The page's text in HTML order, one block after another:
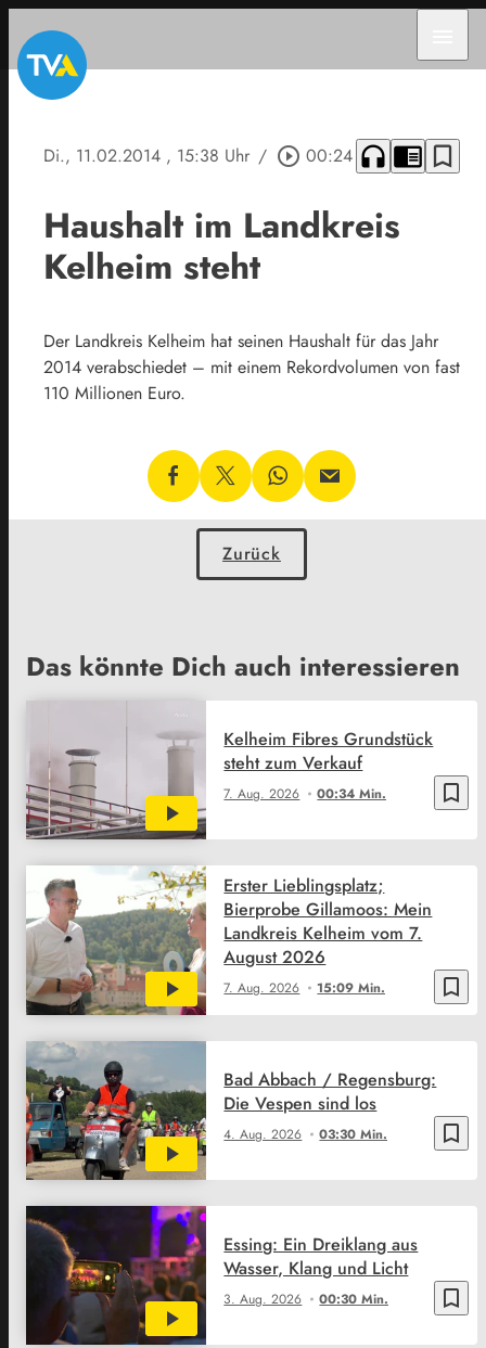
Di., 11.02.2014 , 15:38 Uhr / play_circle_outline 00:24 headphones chrome_reader_mode bookmark_border
Haushalt im Landkreis
Kelheim steht
Der Landkreis Kelheim hat seinen Haushalt für das Jahr
2014 verabschiedet – mit einem Rekordvolumen von fast
110 Millionen Euro.
Zurück
Das könnte Dich auch interessieren
bookmark_border
7. Aug. 2026 00:34 Min.
Kelheim Fibres Grundstück
steht zum Verkauf
bookmark_border
7. Aug. 2026 15:09 Min.
Erster Lieblingsplatz;
Bierprobe Gillamoos: Mein
Landkreis Kelheim vom 7.
August 2026
bookmark_border
4. Aug. 2026 03:30 Min.
Bad Abbach / Regensburg:
Die Vespen sind los
bookmark_border
3. Aug. 2026 00:30 Min.
Essing: Ein Dreiklang aus
Wasser, Klang und Licht